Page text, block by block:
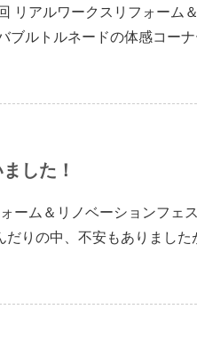
リアルワークスリフォーム
ブルトルネードの体感コー
した！
ーム＆リノベーションフェ
だりの中、不安もありまし